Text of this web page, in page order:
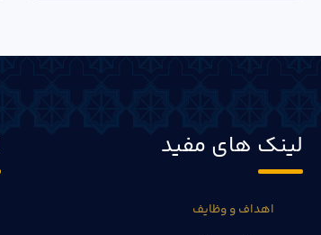
لینک های مفید
اهداف و وظایف